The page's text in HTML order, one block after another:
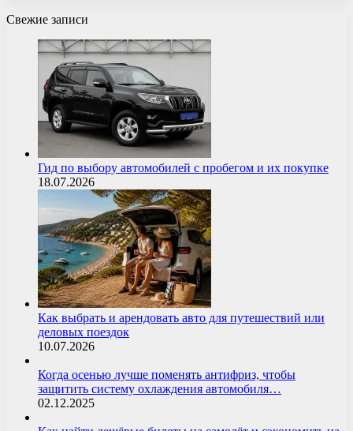
Свежие записи
Гид по выбору автомобилей с пробегом и их покупке
18.07.2026
Как выбрать и арендовать авто для путешествий или
деловых поездок
10.07.2026
Когда осенью лучше поменять антифриз, чтобы
защитить систему охлаждения автомобиля…
02.12.2025